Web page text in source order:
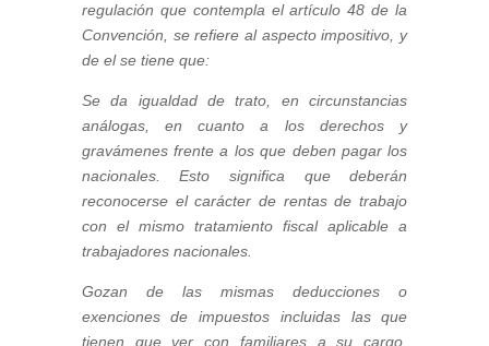
regulación que contempla el artículo 48 de la
Convención, se refiere al aspecto impositivo, y
de el se tiene que:
Se da igualdad de trato, en circunstancias
análogas, en cuanto a los derechos y
gravámenes frente a los que deben pagar los
nacionales. Esto significa que deberán
reconocerse el carácter de rentas de trabajo
con el mismo tratamiento fiscal aplicable a
trabajadores nacionales.
Gozan de las mismas deducciones o
exenciones de impuestos incluidas las que
tienen que ver con familiares a su cargo,